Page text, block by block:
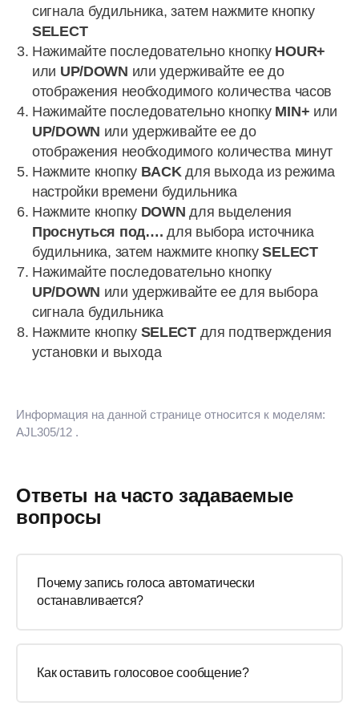
сигнала будильника, затем нажмите кнопку
SELECT
Нажимайте последовательно кнопку HOUR+
или UP/DOWN или удерживайте ее до
отображения необходимого количества часов
Нажимайте последовательно кнопку MIN+ или
UP/DOWN или удерживайте ее до
отображения необходимого количества минут
Нажмите кнопку BACKдля выхода из режима
настройки времени будильника
Нажмите кнопку DOWN для выделения
Проснуться под…. для выбора источника
будильника, затем нажмите кнопкуSELECT
Нажимайте последовательно кнопку
UP/DOWN или удерживайте ее для выбора
сигнала будильника
Нажмите кнопку SELECTдля подтверждения
установки и выхода
Информация на данной странице относится к моделям:
AJL305/12 .
Ответы на часто задаваемые
вопросы
Почему запись голоса автоматически
останавливается?
Как оставить голосовое сообщение?